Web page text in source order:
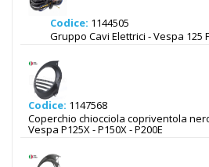
Codice: 1144505
Gruppo Cavi Elettrici - Vespa
Codice: 1147568
Coperchio chiocciola copriventola nero
Vespa P125X - P150X - P200E